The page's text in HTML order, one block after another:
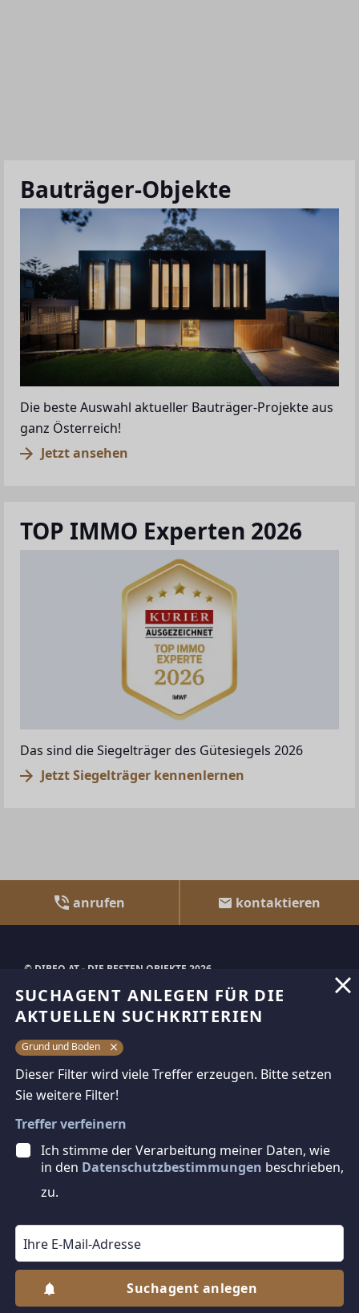
Bauträger-Objekte
Die beste Auswahl aktueller Bauträger-Projekte aus
ganz Österreich!
Jetzt ansehen
TOP IMMO Experten 2026
Das sind die Siegelträger des Gütesiegels 2026
Jetzt Siegelträger kennenlernen
anrufen kontaktieren
© DIBEO.AT - DIE BESTEN OBJEKTE 2026
ÜBER UNS
IMPRESSUM
KONTAKT
AGB & NUTZUNGSBEDINGUNGEN
DATENSCHUTZ
FAQ
SCHAUEN SIE VORBEI
BAZAR.AT
RADBAZAR.AT
IMMMO.AT
KURIER.AT
SUCHAGENT ANLEGEN FÜR DIE
AKTUELLEN SUCHKRITERIEN
Grund und Boden
Dieser Filter wird viele Treffer erzeugen. Bitte setzen
Sie weitere Filter!
Treffer verfeinern
Ich stimme der Verarbeitung meiner Daten, wie
in den Datenschutzbestimmungen beschrieben,
zu.
Suchagent anlegen